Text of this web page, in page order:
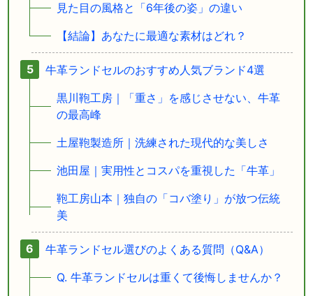
見た目の風格と「6年後の姿」の違い
【結論】あなたに最適な素材はどれ？
牛革ランドセルのおすすめ人気ブランド4選
黒川鞄工房｜「重さ」を感じさせない、牛革
の最高峰
土屋鞄製造所｜洗練された現代的な美しさ
池田屋｜実用性とコスパを重視した「牛革」
鞄工房山本｜独自の「コバ塗り」が放つ伝統
美
牛革ランドセル選びのよくある質問（Q&A）
Q. 牛革ランドセルは重くて後悔しませんか？